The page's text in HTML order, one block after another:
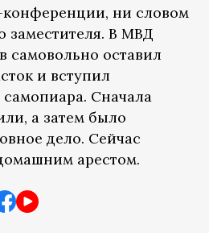
ни словом
заместителя. В МВД
самовольно оставил
и вступил
Сначала
а затем было
дело. Сейчас
арестом.